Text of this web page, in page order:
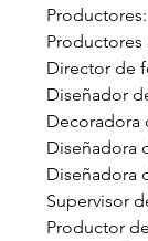
Productores
Director de
Diseñador
Decoradora
Diseñadora
Diseñadora
Supervisor
Productor